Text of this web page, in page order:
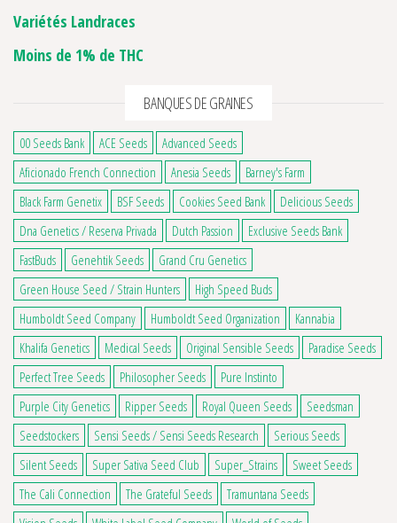
4 avis
Variétés Landraces
Moins de 1% de THC
BANQUES DE GRAINES
00 Seeds Bank ACE Seeds
Advanced Seeds
Aficionado French Connection
Anesia Seeds
Barney's Farm
Black Farm Genetix
BSF Seeds Cookies Seed Bank
Delicious Seeds
Dna Genetics / Reserva Privada
Dutch Passion
Exclusive Seeds Bank
FastBuds
Genehtik Seeds
Grand Cru Genetics
Green House Seed / Strain Hunters
High Speed Buds
Humboldt Seed Company
Humboldt Seed Organization
Kannabia
Khalifa Genetics
Medical Seeds Original Sensible Seeds
Paradise Seeds
Perfect Tree Seeds
Philosopher Seeds
Pure Instinto
Purple City Genetics
Ripper Seeds Royal Queen Seeds
Seedsman
Seedstockers
Sensi Seeds / Sensi Seeds Research
Serious Seeds
Silent Seeds
Super Sativa Seed Club Super_Strains
Sweet Seeds
The Cali Connection
The Grateful Seeds
Tramuntana Seeds